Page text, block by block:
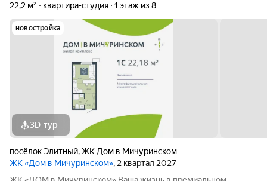
22,2 м²
квартира-студия 1 этаж из 8
новостройка
3D-тур
посёлок Элитный,ЖК Дом в Мичуринском
ЖК «Дом в Мичуринском», 2 квартал 2027